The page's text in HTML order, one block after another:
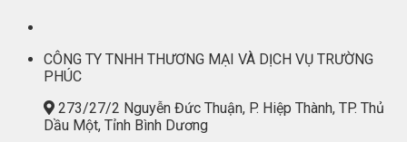
CÔNG TY TNHH THƯƠNG MẠI VÀ DỊCH VỤ TRƯỜNG
PHÚC
273/27/2 Nguyễn Đức Thuận, P. Hiệp Thành, TP. Thủ
Dầu Một, Tỉnh Bình Dương